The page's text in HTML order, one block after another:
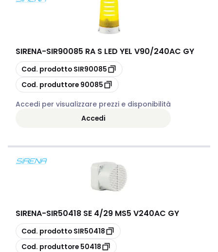
SIRENA-SIR90085 RA S LED YEL V90/240AC GY
copia
Cod. prodotto SIR90085
copia
Cod. produttore 90085
Accedi per visualizzare prezzi e disponibilità
Accedi
SIRENA-SIR50418 SE 4/29 MS5 V240AC GY
copia
Cod. prodotto SIR50418
copia
Cod. produttore 50418